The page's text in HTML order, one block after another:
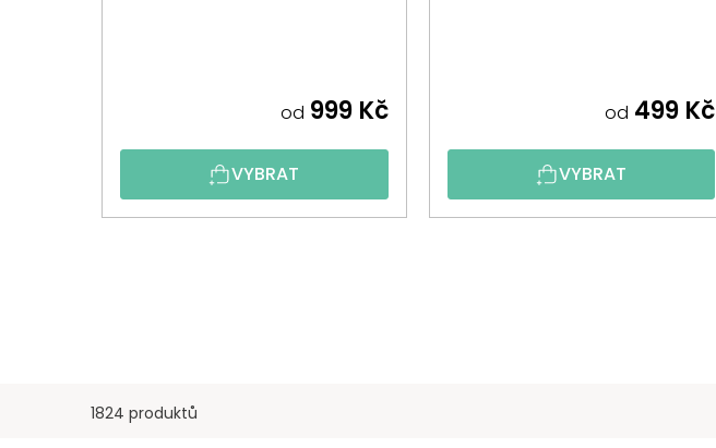
od 999 Kč
VYBRAT
od 499 Kč
VYBRAT
1824 produktů